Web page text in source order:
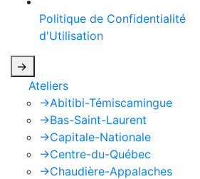
Politique de Confidentialité
d'Utilisation
->
Ateliers
->Abitibi-Témiscamingue
->Bas-Saint-Laurent
->Capitale-Nationale
->Centre-du-Québec
->Chaudière-Appalaches